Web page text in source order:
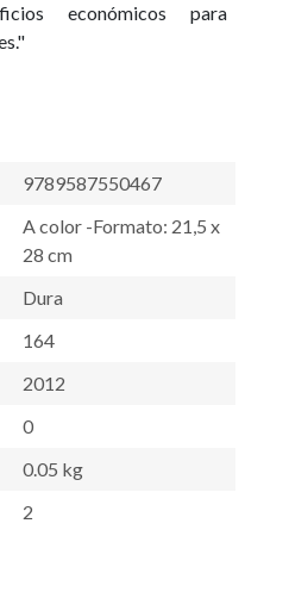
económicos para
9789587550467
A color -Formato: 21,5 x
28 cm
Dura
164
2012
0
0.05 kg
2